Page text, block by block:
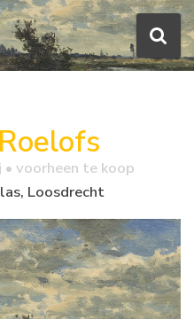
• voorheen te koop
Loosdrecht